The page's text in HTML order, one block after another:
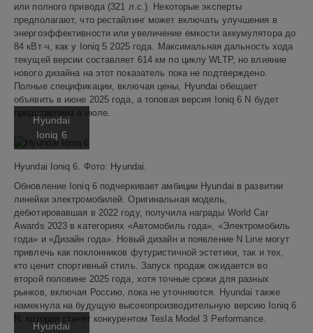
или полного привода (321 л.с.). Некоторые эксперты
предполагают, что рестайлинг может включать улучшения в
энергоэффективности или увеличение емкости аккумулятора до
84 кВт·ч, как у Ioniq 5 2025 года. Максимальная дальность хода
текущей версии составляет 614 км по циклу WLTP, но влияние
нового дизайна на этот показатель пока не подтверждено.
Полные спецификации, включая цены, Hyundai обещает
объявить в июне 2025 года, а топовая версия Ioniq 6 N будет
представлена в июле.
Hyundai
Ioniq 6
Hyundai Ioniq 6. Фото: Hyundai.
Обновление Ioniq 6 подчеркивает амбиции Hyundai в развитии
линейки электромобилей. Оригинальная модель,
дебютировавшая в 2022 году, получила награды World Car
Awards 2023 в категориях «Автомобиль года», «Электромобиль
года» и «Дизайн года». Новый дизайн и появление N Line могут
привлечь как поклонников футуристичной эстетики, так и тех,
кто ценит спортивный стиль. Запуск продаж ожидается во
второй половине 2025 года, хотя точные сроки для разных
рынков, включая Россию, пока не уточняются. Hyundai также
намекнула на будущую высокопроизводительную версию Ioniq 6
N, которая станет конкурентом Tesla Model 3 Performance.
Hyundai